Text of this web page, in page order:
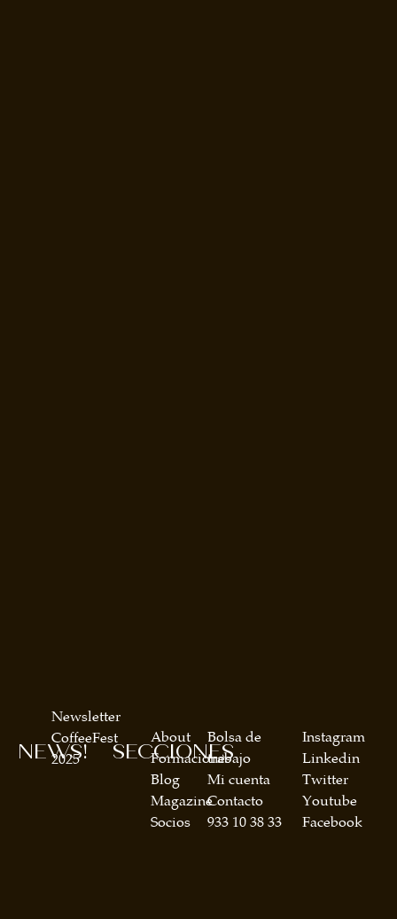
SECCIONES
About
Formaciones
Blog
Magazine
Socios
Bolsa de
trabajo
Mi cuenta
Contacto
933 10 38 33
NEWS!
Newsletter
CoffeeFest
2025
Instagram
Linkedin
Twitter
Youtube
Facebook